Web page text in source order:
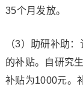
35个月发放。
（3）助研补助
的补贴。自研究
补贴为1000元。